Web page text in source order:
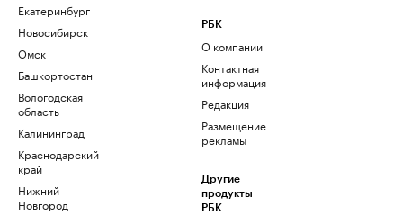
Екатеринбург
Новосибирск
Омск
Башкортостан
Вологодская
область
Калининград
Краснодарский
край
Нижний
Новгород
РБК
О компании
Контактная
информация
Редакция
Размещение
рекламы
Другие
продукты
РБК